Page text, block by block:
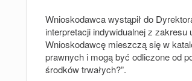
Wnioskodawca wystąpił do
interpretacji indywidualnej z zakresu
Wnioskodawcę mieszczą się w
prawnych i mogą być odliczone od
środków trwałych?”.